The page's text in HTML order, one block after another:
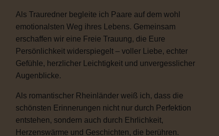
Als Trauredner begleite ich Paare auf dem wohl
emotionalsten Weg ihres Lebens. Gemeinsam
erschaffen wir eine Freie Trauung, die Eure
Persönlichkeit widerspiegelt – voller Liebe, echter
Gefühle, herzlicher Leichtigkeit und unvergesslicher
Augenblicke.
Als romantischer Rheinländer weiß ich, dass die
schönsten Erinnerungen nicht nur durch Perfektion
entstehen, sondern auch durch Ehrlichkeit,
Herzenswärme und Geschichten, die berühren.